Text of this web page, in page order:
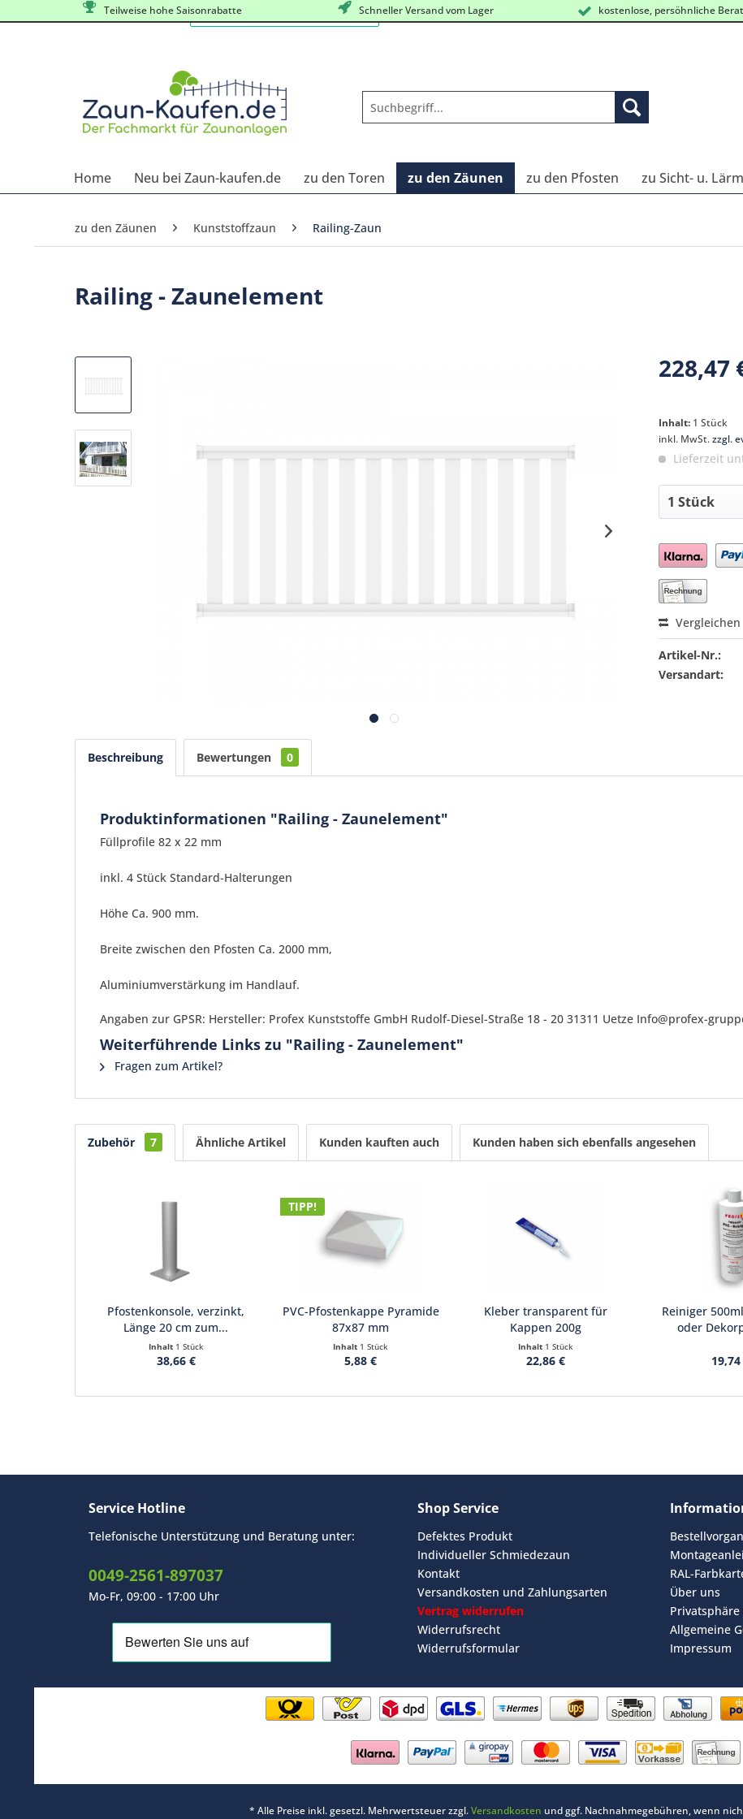
Teilweise hohe Saisonrabatte Schneller Versand vom Lager kostenlose, persöhnliche
Home Neu bei Zaun-kaufen.de zu den Toren zu den Zäunen zu den Pfosten zu Sicht- u.
zu den Zäunen Kunststoffzaun Railing-Zaun
Railing - Zaunelement
228,47
Inhalt: 1 Stück
inkl. MwSt.zzgl.
Lieferzeit
Preis
Mit *
Vergleichen
Artikel-Nr.:
Versandart:
Beschreibung Bewertungen 0
Produktinformationen "Railing - Zaunelement"
Füllprofile 82 x 22 mm
inkl. 4 Stück Standard-Halterungen
Höhe Ca. 900 mm.
Breite zwischen den Pfosten Ca. 2000 mm,
Aluminiumverstärkung im Handlauf.
Angaben zur GPSR: Hersteller: Profex Kunststoffe GmbH Rudolf-Diesel-Straße 18 - 20 31311 Uetze Info@profex-
Weiterführende Links zu "Railing - Zaunelement"
Fragen zum Artikel?
Zubehör 7 Ähnliche Artikel Kunden kauften auch Kunden haben sich ebenfalls angesehen
Pfostenkonsole, verzinkt,
Länge 20 cm zum...
Inhalt 1 Stück
38,66 €
TIPP!
PVC-Pfostenkappe Pyramide
87x87 mm
Inhalt 1 Stück
5,88 €
Kleber transparent für
Kappen 200g
Inhalt 1 Stück
22,86 €
Reiniger
oder
Service Hotline
Telefonische Unterstützung und Beratung unter:
0049-2561-897037
Mo-Fr, 09:00 - 17:00 Uhr
Shop Service
Defektes Produkt
Individueller Schmiedezaun
Kontakt
Versandkosten und Zahlungsarten
Vertrag widerrufen
Widerrufsrecht
Widerrufsformular
RAL-
Über uns
Allgemeine
Impressum
* Alle Preise inkl. gesetzl. Mehrwertsteuer zzgl.Versandkosten und ggf. Nachnahmegebühren, wenn